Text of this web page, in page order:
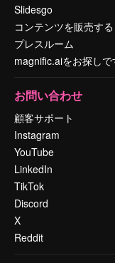
Slidesgo
コンテンツを販売する
プレスルーム
magnific.aiをお探しで
お問い合わせ
顧客サポート
Instagram
YouTube
LinkedIn
TikTok
Discord
X
Reddit